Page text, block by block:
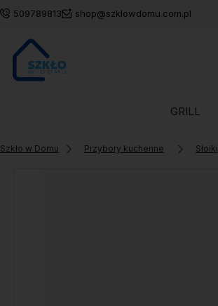
509789813 shop@szklowdomu.com.pl
GRILL
Szkło w Domu Przybory kuchenne Słoiki